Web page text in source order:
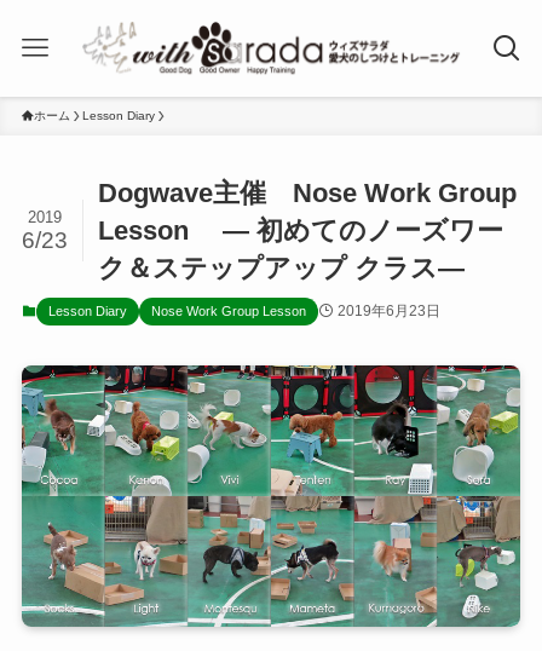
ホーム Lesson Diary
Dogwave主催 Nose Work Group
Lesson ― 初めてのノーズワー
ク＆ステップアップ クラス―
2019
6/23
Lesson Diary Nose Work Group Lesson 2019年6月23日